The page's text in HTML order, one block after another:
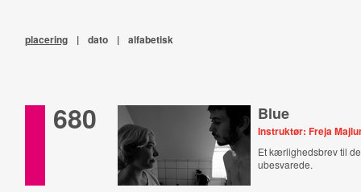
placering | dato | alfabetisk
680 Blue
Instruktør: Freja
Et kærlighedsbrev til
ubesvarede.